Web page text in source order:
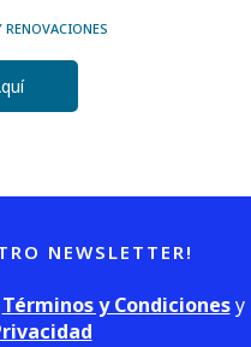
NEWSLETTER!
Términos y Condicionesy